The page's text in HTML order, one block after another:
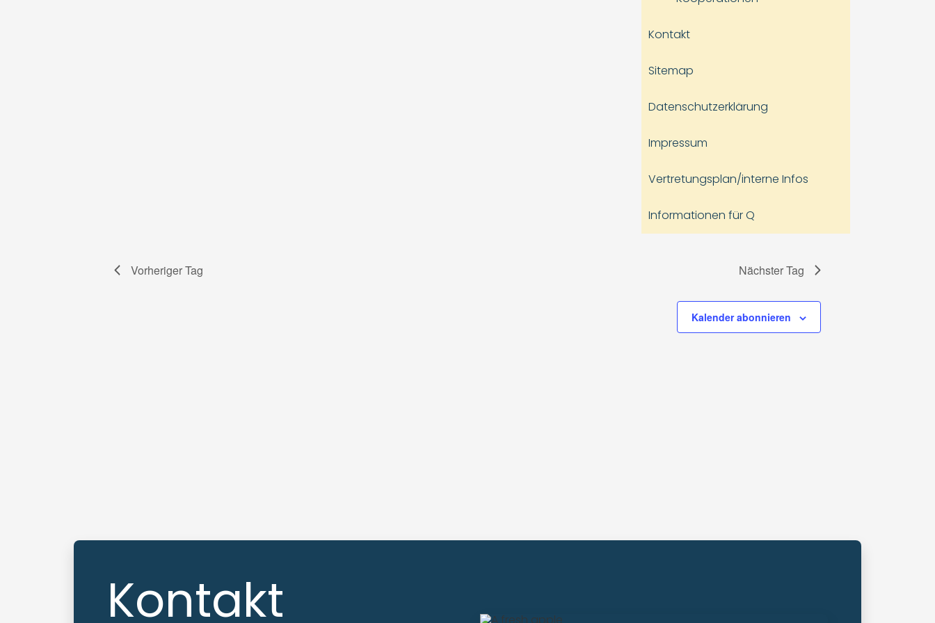
Kontakt
Sitemap
Datenschutzerklärung
Impressum
Vertretungsplan/interne Infos
Informationen für Q
Vorheriger Tag Nächster Tag
Kalender abonnieren
Kontakt